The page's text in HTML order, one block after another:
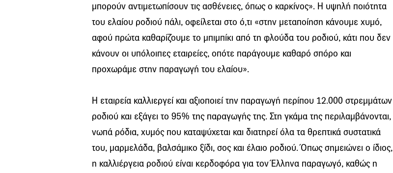
μπορούν αντιμετωπίσουν τις ασθένειες, όπως ο καρκίνος». Η υψηλή ποιότητα
του ελαίου ροδιού πάλι, οφείλεται στο ό,τι «στην μεταποίηση κάνουμε χυμό,
αφού πρώτα καθαρίζουμε το μπιμπίκι από τη φλούδα του ροδιού, κάτι που δεν
κάνουν οι υπόλοιπες εταιρείες, οπότε παράγουμε καθαρό σπόρο και
προχωράμε στην παραγωγή του ελαίου».
Η εταιρεία καλλιεργεί και αξιοποιεί την παραγωγή περίπου 12.000 στρεμμάτων
ροδιού και εξάγει το 95% της παραγωγής της. Στη γκάμα της περιλαμβάνονται,
νωπά ρόδια, χυμός που καταψύχεται και διατηρεί όλα τα θρεπτικά συστατικά
του, μαρμελάδα, βαλσάμικο ξίδι, σος και έλαιο ροδιού. Όπως σημειώνει ο ίδιος,
η καλλιέργεια ροδιού είναι κερδοφόρα για τον Έλληνα παραγωγό, καθώς η